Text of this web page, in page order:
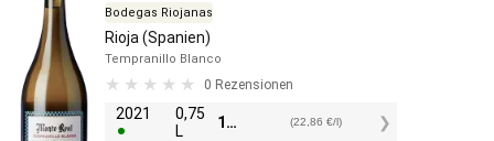
Bodegas Riojanas
Rioja (Spanien)
Tempranillo Blanco
0 Rezensionen
2021
0,75
L
17,15 (22,86 €/l)